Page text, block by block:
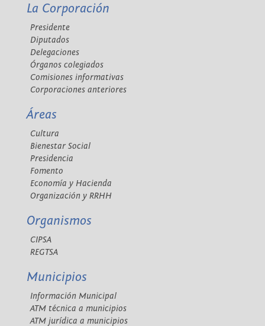
La Corporación
Presidente
Diputados
Delegaciones
Órganos colegiados
Comisiones informativas
Corporaciones anteriores
Áreas
Cultura
Bienestar Social
Presidencia
Fomento
Economía y Hacienda
Organización y RRHH
Organismos
CIPSA
REGTSA
Municipios
Información Municipal
ATM técnica a municipios
ATM jurídica a municipios